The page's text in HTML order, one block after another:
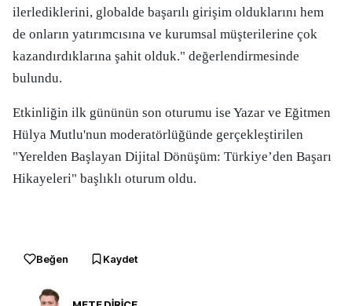
ilerlediklerini, globalde başarılı girişim olduklarını hem
de onların yatırımcısına ve kurumsal müşterilerine çok
kazandırdıklarına şahit olduk." değerlendirmesinde
bulundu.
Etkinliğin ilk gününün son oturumu ise Yazar ve Eğitmen
Hülya Mutlu'nun moderatörlüğünde gerçekleştirilen
"Yerelden Başlayan Dijital Dönüşüm: Türkiye’den Başarı
Hikayeleri" başlıklı oturum oldu.
Beğen Kaydet